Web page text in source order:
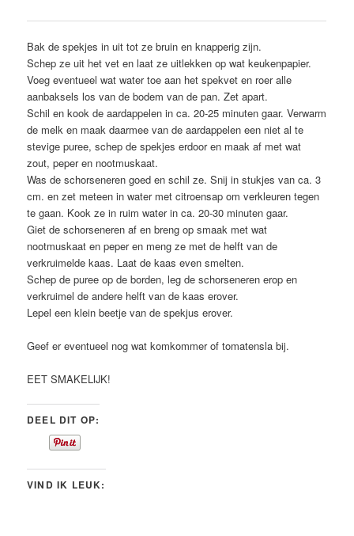
Bak de spekjes in uit tot ze bruin en knapperig zijn.
Schep ze uit het vet en laat ze uitlekken op wat keukenpapier.
Voeg eventueel wat water toe aan het spekvet en roer alle
aanbaksels los van de bodem van de pan. Zet apart.
Schil en kook de aardappelen in ca. 20-25 minuten gaar. Verwarm
de melk en maak daarmee van de aardappelen een niet al te
stevige puree, schep de spekjes erdoor en maak af met wat
zout, peper en nootmuskaat.
Was de schorseneren goed en schil ze. Snij in stukjes van ca. 3
cm. en zet meteen in water met citroensap om verkleuren tegen
te gaan. Kook ze in ruim water in ca. 20-30 minuten gaar.
Giet de schorseneren af en breng op smaak met wat
nootmuskaat en peper en meng ze met de helft van de
verkruimelde kaas. Laat de kaas even smelten.
Schep de puree op de borden, leg de schorseneren erop en
verkruimel de andere helft van de kaas erover.
Lepel een klein beetje van de spekjus erover.
Geef er eventueel nog wat komkommer of tomatensla bij.
EET SMAKELIJK!
DEEL DIT OP:
VIND IK LEUK: